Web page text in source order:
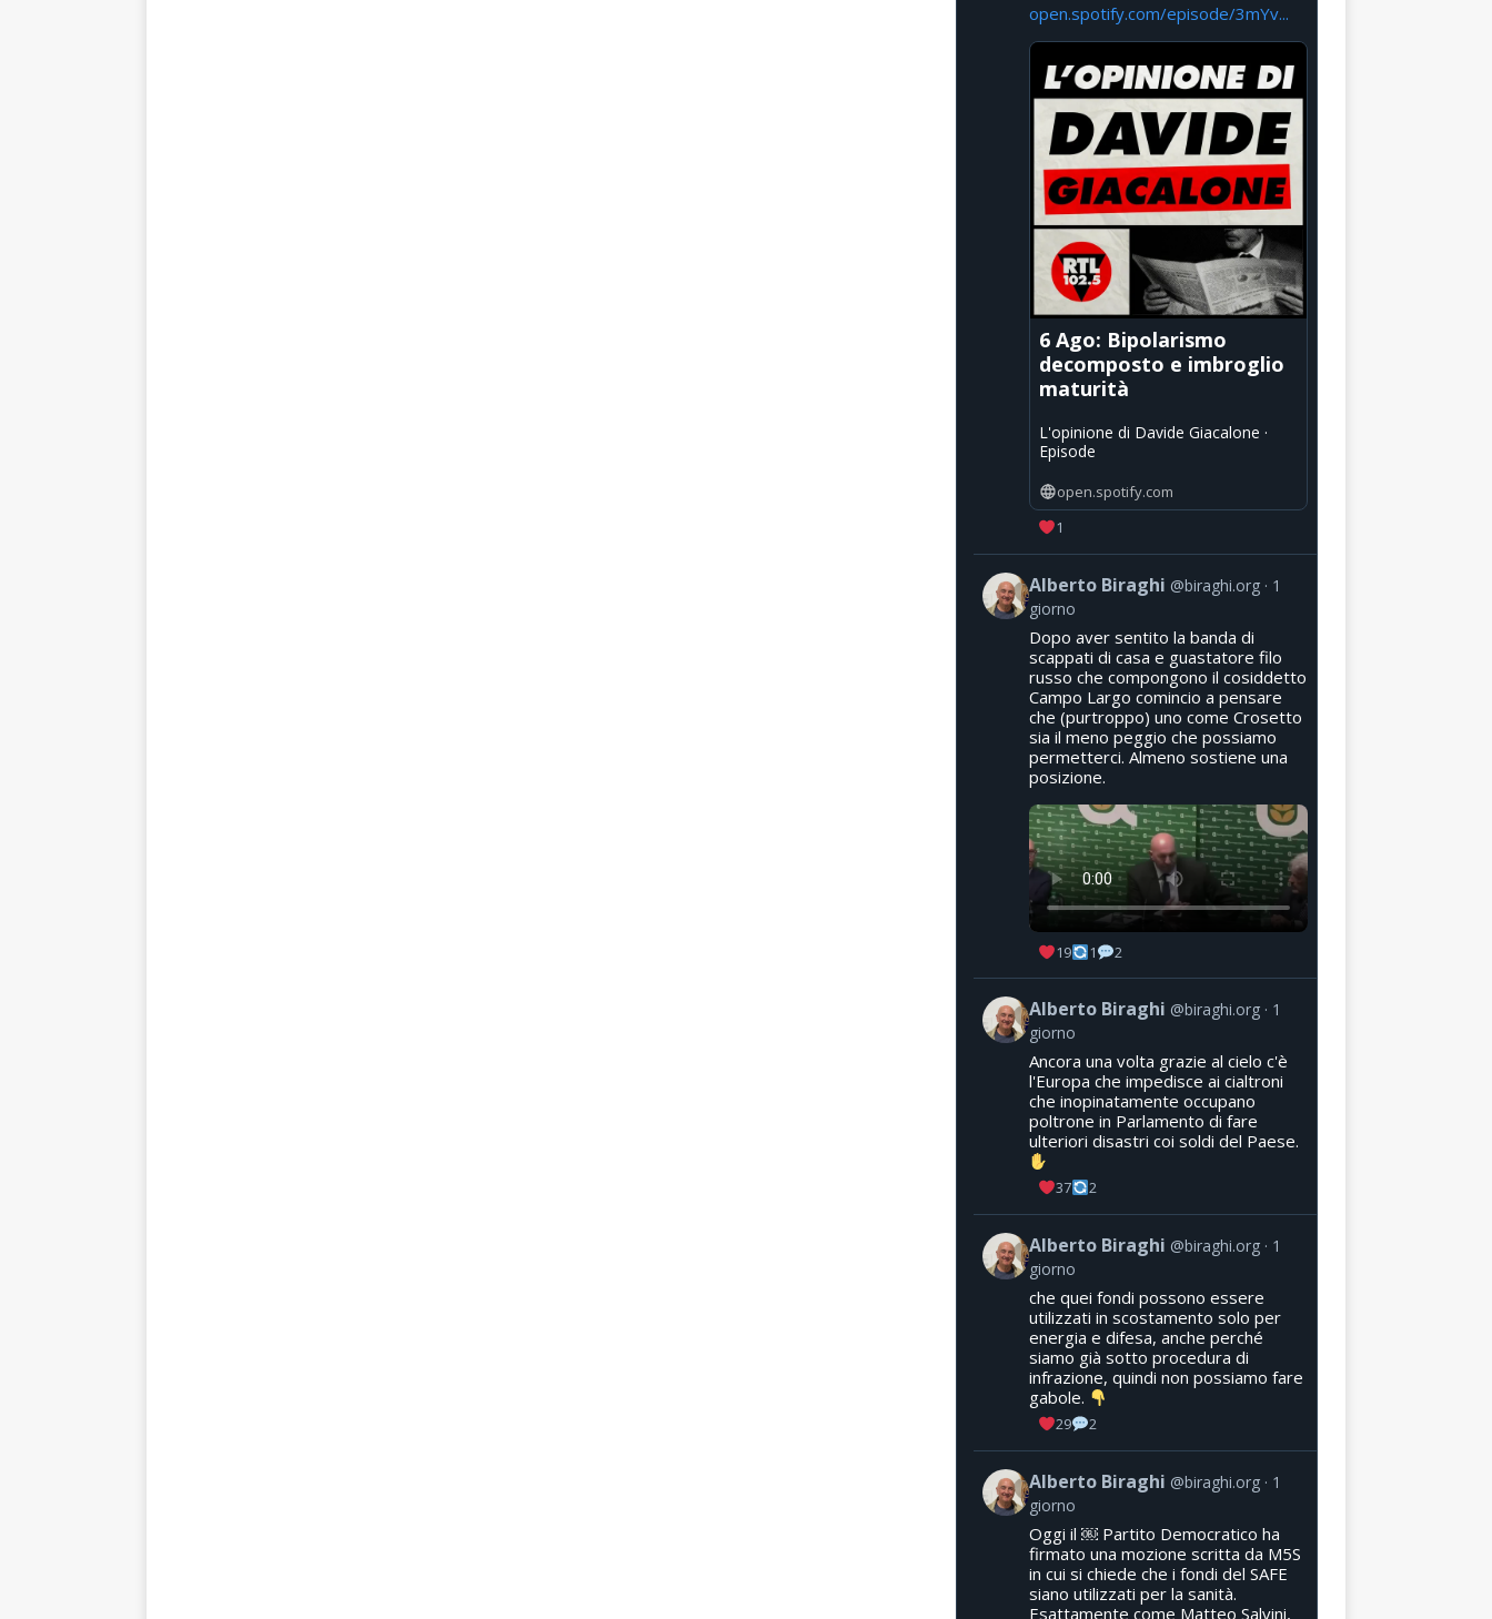
open.spotify.com/episode/3mYv...
6 Ago: Bipolarismo
decomposto e imbroglio
maturità
L'opinione di Davide Giacalone ·
Episode
open.spotify.com
1
Alberto Biraghi @biraghi.org
1
giorno
Dopo aver sentito la banda di
scappati di casa e guastatore filo
russo che compongono il cosiddetto
Campo Largo comincio a pensare
che (purtroppo) uno come Crosetto
sia il meno peggio che possiamo
permetterci. Almeno sostiene una
posizione.
19 1 2
Alberto Biraghi @biraghi.org
1
giorno
Ancora una volta grazie al cielo c'è
l'Europa che impedisce ai cialtroni
che inopinatamente occupano
poltrone in Parlamento di fare
ulteriori disastri coi soldi del Paese.
37 2
Alberto Biraghi @biraghi.org
1
giorno
che quei fondi possono essere
utilizzati in scostamento solo per
energia e difesa, anche perché
siamo già sotto procedura di
infrazione, quindi non possiamo fare
gabole.
29 2
Alberto Biraghi @biraghi.org
1
giorno
Oggi il ￼ Partito Democratico ha
firmato una mozione scritta da M5S
in cui si chiede che i fondi del SAFE
siano utilizzati per la sanità.
Esattamente come Matteo Salvini,